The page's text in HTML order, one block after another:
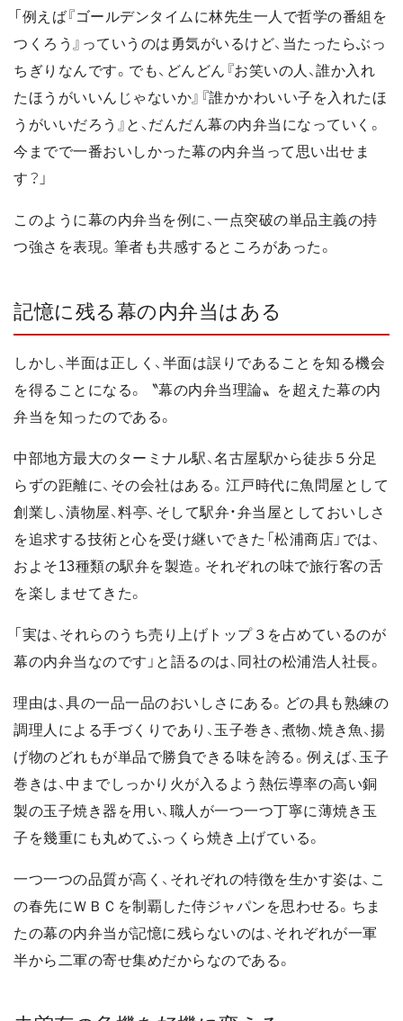
「例えば『ゴールデンタイムに林先生一人で哲学の番組を
つくろう』っていうのは勇気がいるけど、当たったらぶっ
ちぎりなんです。でも、どんどん『お笑いの人、誰か入れ
たほうがいいんじゃないか』『誰かかわいい子を入れたほ
うがいいだろう』と、だんだん幕の内弁当になっていく。
今までで一番おいしかった幕の内弁当って思い出せま
す？」
このように幕の内弁当を例に、一点突破の単品主義の持
つ強さを表現。筆者も共感するところがあった。
記憶に残る幕の内弁当はある
しかし、半面は正しく、半面は誤りであることを知る機会
を得ることになる。〝幕の内弁当理論〟を超えた幕の内
弁当を知ったのである。
中部地方最大のターミナル駅、名古屋駅から徒歩５分足
らずの距離に、その会社はある。江戸時代に魚問屋として
創業し、漬物屋、料亭、そして駅弁・弁当屋としておいしさ
を追求する技術と心を受け継いできた「松浦商店」では、
およそ13種類の駅弁を製造。それぞれの味で旅行客の舌
を楽しませてきた。
「実は、それらのうち売り上げトップ３を占めているのが
幕の内弁当なのです」と語るのは、同社の松浦浩人社長。
理由は、具の一品一品のおいしさにある。どの具も熟練の
調理人による手づくりであり、玉子巻き、煮物、焼き魚、揚
げ物のどれもが単品で勝負できる味を誇る。例えば、玉子
巻きは、中までしっかり火が入るよう熱伝導率の高い銅
製の玉子焼き器を用い、職人が一つ一つ丁寧に薄焼き玉
子を幾重にも丸めてふっくら焼き上げている。
一つ一つの品質が高く、それぞれの特徴を生かす姿は、こ
の春先にＷＢＣを制覇した侍ジャパンを思わせる。ちま
たの幕の内弁当が記憶に残らないのは、それぞれが一軍
半から二軍の寄せ集めだからなのである。